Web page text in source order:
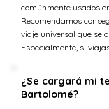
comúnmente usados
Recomendamos
viaje universal que se
Especialmente, si
¿Se cargará mi
Bartolomé?